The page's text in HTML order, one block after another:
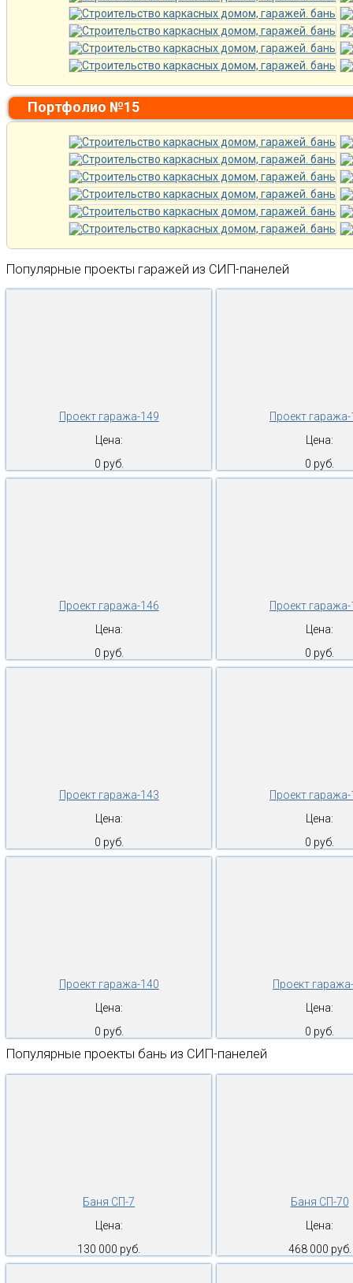
Портфолио №15
Популярные проекты гаражей из СИП-панелей
Проект гаража-149
Цена:
0 руб.
Проект
Цена:
0 руб.
Проект гаража-146
Цена:
0 руб.
Проект
Цена:
0 руб.
Проект гаража-143
Цена:
0 руб.
Проект
Цена:
0 руб.
Проект гаража-140
Цена:
0 руб.
Проект
Цена:
0 руб.
Популярные проекты бань из СИП-панелей
Баня СП-7
Цена:
130 000 руб.
Баня СП-70
Цена:
468 000 руб.